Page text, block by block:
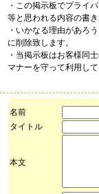
・この掲示板でプライ
等と思われる内容の書
・いかなる理由があろ
に削除致します。
・当掲示板はお客様同
マナーを守って利用して
名前
タイトル
本文